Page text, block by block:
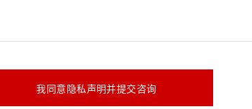
我同意隐私声明并提交咨询